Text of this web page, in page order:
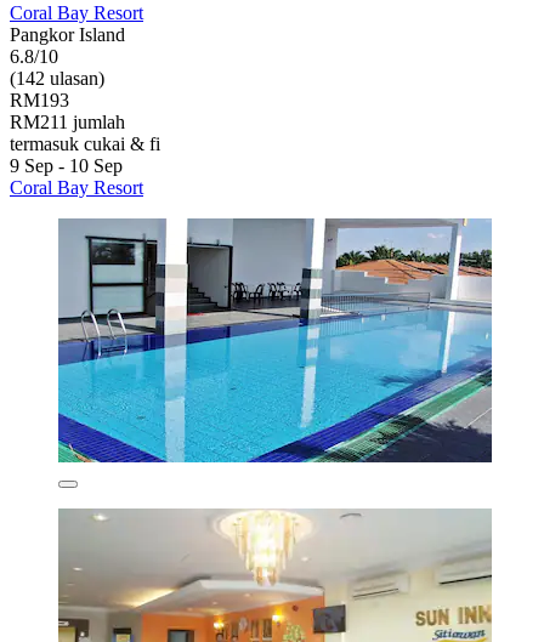
Coral Bay Resort
Pangkor Island
6.8/10
(142 ulasan)
RM193
RM211 jumlah
termasuk cukai & fi
9 Sep - 10 Sep
Coral Bay Resort